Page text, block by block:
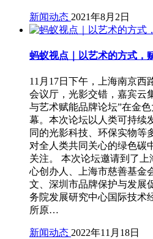
新闻动态 2021年8月2日
蚂蚁视点｜以艺术的方式，
11月17日下午，上海南京西
会议厅，光影交错，嘉宾云
与艺术赋能品牌论坛”在金
幕。本次论坛以人类可持续
同的光影科技、环保实物等
对全人类共同关心的绿色碳
关注。 本次论坛邀请到了
心创办人、上海市慈善基金
文、深圳市品牌保护与发展
务院发展研究中心国际技术
所原…
新闻动态 2022年11月18日